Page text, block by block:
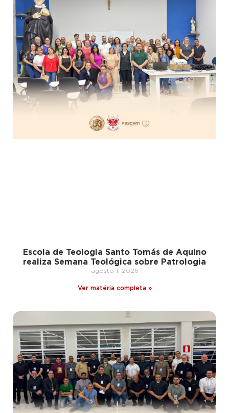
Escola de Teologia Santo Tomás de Aquino
realiza Semana Teológica sobre Patrologia
agosto 1, 2026
Ver matéria completa »